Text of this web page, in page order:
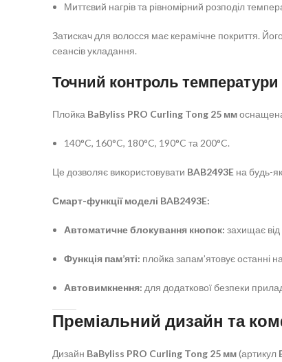
Миттєвий нагрів та рівномірний розподіл
Затискач для волосся має керамічне покриття.
сеансів укладання.
Точний контроль температури
Плойка BaByliss PRO Curling Tong 25 мм
140°C, 160°C, 180°C, 190°C та 200°C.
Це дозволяє використовувати BAB2493E на будь-
Смарт-функції моделі BAB2493E:
Автоматичне блокування кнопок: захищає
Функція пам’яті: плойка запам’ятовує
Автовимкнення: для додаткової безпеки
Преміальний дизайн та
Дизайн BaByliss PRO Curling Tong 25 мм(артикул